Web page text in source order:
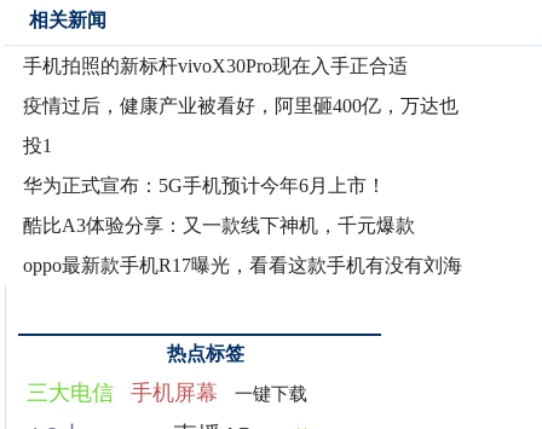
相关新闻
手机拍照的新标杆vivoX30Pro现在入手正合适
疫情过后，健康产业被看好，阿里砸400亿，万达也
投1
华为正式宣布：5G手机预计今年6月上市！
酷比A3体验分享：又一款线下神机，千元爆款
oppo最新款手机R17曝光，看看这款手机有没有刘海
热点标签
三大电信 手机屏幕 一键下载